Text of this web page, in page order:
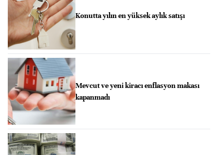
Konutta yılın en yüksek aylık satışı
Mevcut ve yeni kiracı enflasyon makası
kapanmadı